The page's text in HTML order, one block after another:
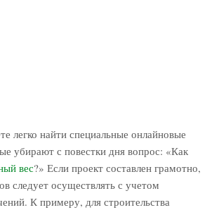
легко найти специальные онлайновые
убирают с повестки дня вопрос: «Как
вес?» Если проект составлен грамотно,
следует осуществлять с учетом
К примеру, для строительства